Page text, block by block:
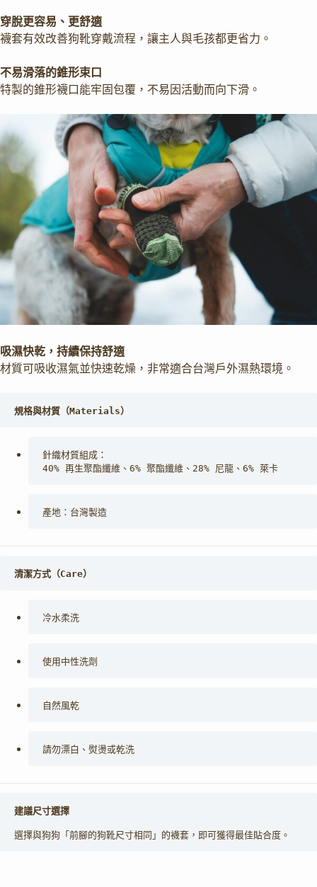
穿脫更容易、更舒適
襪套有效改善狗靴穿戴流程，讓主人與毛孩都更省力。
不易滑落的錐形束口
特製的錐形襪口能牢固包覆，不易因活動而向下滑。
吸濕快乾，持續保持舒適
材質可吸收濕氣並快速乾燥，非常適合台灣戶外濕熱環境。
規格與材質（Materials）
針織材質組成：
40% 再生聚酯纖維、6% 聚酯纖維、28% 尼龍、6% 萊卡
產地：台灣製造
清潔方式（Care）
冷水柔洗
使用中性洗劑
自然風乾
請勿漂白、熨燙或乾洗
建議尺寸選擇
選擇與狗狗「前腳的狗靴尺寸相同」的襪套，即可獲得最佳貼合度。